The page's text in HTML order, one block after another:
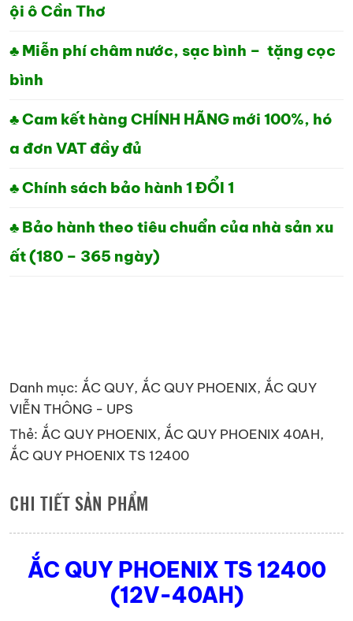
ội ô Cần Thơ
♣ Miễn phí châm nước, sạc bình – tặng cọc
bình
♣ Cam kết hàng CHÍNH HÃNG mới 100%, hó
a đơn VAT đầy đủ
♣ Chính sách bảo hành 1 ĐỔI 1
♣ Bảo hành theo tiêu chuẩn của nhà sản xu
ất (180 – 365 ngày)
Danh mục: ẮC QUY, ẮC QUY PHOENIX, ẮC QUY
VIỄN THÔNG - UPS
Thẻ: ẮC QUY PHOENIX, ẮC QUY PHOENIX 40AH,
ẮC QUY PHOENIX TS 12400
CHI TIẾT SẢN PHẨM
ẮC QUY PHOENIX TS 12400
(12V-40AH)